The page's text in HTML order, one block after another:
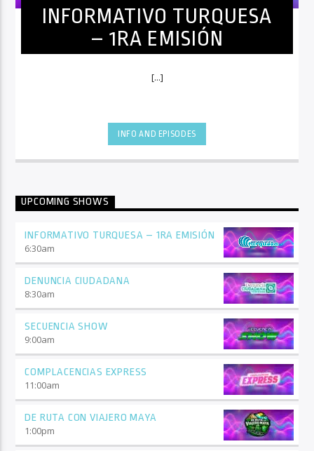
INFORMATIVO TURQUESA
– 1RA EMISIÓN
[...]
INFO AND EPISODES
UPCOMING SHOWS
INFORMATIVO TURQUESA – 1RA EMISIÓN
6:30am
DENUNCIA CIUDADANA
8:30am
SECUENCIA SHOW
9:00am
COMPLACENCIAS EXPRESS
11:00am
DE RUTA CON VIAJERO MAYA
1:00pm